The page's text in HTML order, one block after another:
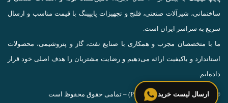
ارسال لیست خرید
ساختمانی، شیرآلات صنعتی، فلنج و تجهیزات پایپینگ با قیمت مناسب و ارسال
سریع به سراسر ایران است.
ما با متخصصان مجرب و همکاری با صنایع نفت، گاز و پتروشیمی، محصولات
استاندارد و باکیفیت ارائه می‌دهیم و رضایت مشتریان را هدف اصلی خود قرار
داده‌ایم.
© 2025 پایپ فیتینگ (Pipe Fitting) – تمامی حقوق محفوظ است